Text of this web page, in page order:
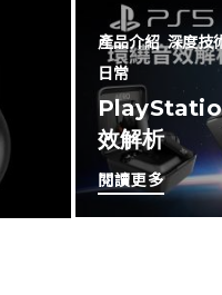
產品介紹 深度技
日常
效解析
閱讀更多